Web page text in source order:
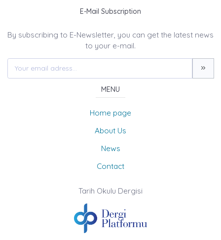
E-Mail Subscription
By subscribing to E-Newsletter, you can get the latest news
to your e-mail.
MENU
Home page
About Us
News
Contact
Tarih Okulu Dergisi